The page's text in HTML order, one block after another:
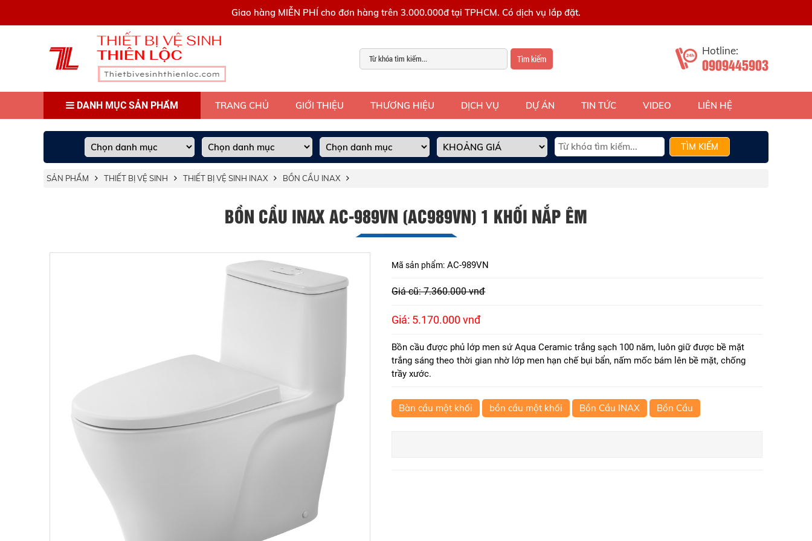
Giao hàng MIỄN PHÍ cho đơn hàng trên 3.000.000đ tại TPHCM. Có dịch vụ lắp đặt.
Tìm kiếm
Hotline:
0909445903
DANH MỤC SẢN PHẨM TRANG CHỦ GIỚI THIỆU THƯƠNG HIỆU DỊCH VỤ DỰ ÁN TIN TỨC VIDEO LIÊN HỆ
TÌM KIẾM
SẢN PHẨM THIẾT BỊ VỆ SINH THIẾT BỊ VỆ SINH INAX BỒN CẦU INAX
BỒN CẦU INAX AC-989VN (AC989VN) 1 KHỐI NẮP ÊM
Mã sản phẩm: AC-989VN
Giá cũ: 7.360.000 vnđ
Giá: 5.170.000 vnđ
Bồn cầu được phủ lớp men sứ Aqua Ceramic trắng sạch 100 năm, luôn giữ được bề mặt
trắng sáng theo thời gian nhờ lớp men hạn chế bụi bẩn, nấm mốc bám lên bề mặt, chống
trầy xước.
Bàn cầu một khối bồn cầu một khối Bồn Cầu INAX Bồn Cầu